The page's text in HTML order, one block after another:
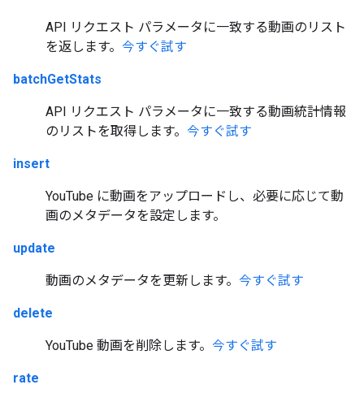
API リクエスト パラメータに一致する動画のリスト
を返します。 今すぐ試す
batchGetStats
API リクエスト パラメータに一致する動画統計情報
のリストを取得します。 今すぐ試す
insert
YouTube に動画をアップロードし、必要に応じて動
画のメタデータを設定します。
update
動画のメタデータを更新します。 今すぐ試す
delete
YouTube 動画を削除します。 今すぐ試す
rate